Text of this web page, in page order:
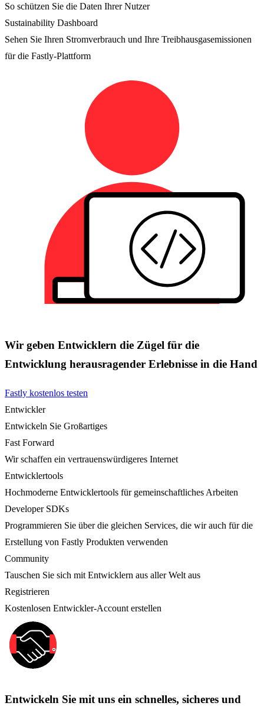
So schützen Sie die Daten Ihrer Nutzer
Sustainability Dashboard
Sehen Sie Ihren Stromverbrauch und Ihre Treibhausgasemissionen
für die Fastly-Plattform
Wir geben Entwicklern die Zügel für die
Entwicklung herausragender Erlebnisse in die Hand
Fastly kostenlos testen
Entwickler
Entwickeln Sie Großartiges
Fast Forward
Wir schaffen ein vertrauenswürdigeres Internet
Entwicklertools
Hochmoderne Entwicklertools für gemeinschaftliches Arbeiten
Developer SDKs
Programmieren Sie über die gleichen Services, die wir auch für die
Erstellung von Fastly Produkten verwenden
Community
Tauschen Sie sich mit Entwicklern aus aller Welt aus
Registrieren
Kostenlosen Entwickler-Account erstellen
Entwickeln Sie mit uns ein schnelles, sicheres und